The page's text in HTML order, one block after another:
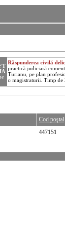
Cod poştal
447151